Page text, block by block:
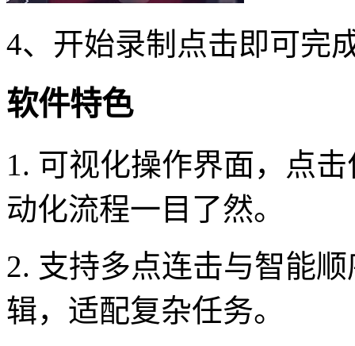
4、开始录制点击即可完
软件特色
1. 可视化操作界面，点
动化流程一目了然。
2. 支持多点连击与智能
辑，适配复杂任务。